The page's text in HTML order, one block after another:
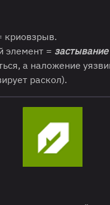
криовзрыв.
элемент = застывание
а наложение
раскол).